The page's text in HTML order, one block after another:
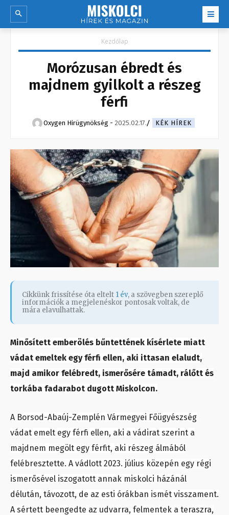
Kezdőlap
Morózusan ébredt és
majdnem gyilkolt a részeg
férfi
Oxygen Hirügynökség - 2025.02.17. KÉK HÍREK
Cikkünk frissítése óta eltelt 1 év, a szövegben szereplő
információk a megjelenéskor pontosak voltak, de
mára elavulhattak.
Minősített emberölés bűntettének kísérlete miatt
vádat emeltek egy férfi ellen, aki ittasan elaludt,
majd amikor felébredt, ismerősére támadt, rálőtt és
torkába fadarabot dugott Miskolcon.
A Borsod-Abaúj-Zemplén Vármegyei Főügyészség
vádat emelt egy férfi ellen, aki a vádirat szerint a
majdnem megölt egy férfit, aki részeg álmából
felébresztette. A vádlott 2023. július közepén egy régi
ismerősével iszogatott annak miskolci házánál
délután, távozott, de az esti órákban ismét visszament.
A sértett beengedte az udvarra, felmentek a teraszra,